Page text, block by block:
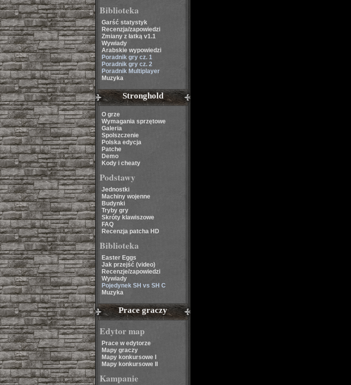
Biblioteka
Garść statystyk
Recenzja/zapowiedzi
Zmiany z łatką v1.1
Wywiady
Arabskie wypowiedzi
Poradnik gry cz. 1
Poradnik gry cz. 2
Poradnik Multiplayer
Muzyka
Stronghold
O grze
Wymagania sprzętowe
Galeria
Spolszczenie
Polska edycja
Patche
Demo
Kody i cheaty
Podstawy
Jednostki
Machiny wojenne
Budynki
Tryby gry
Skróty klawiszowe
FAQ
Recenzja patcha HD
Biblioteka
Easter Eggs
Jak przejść (video)
Recenzje/zapowiedzi
Wywiady
Pojedynek SH vs SH C
Muzyka
Prace graczy
Edytor map
Prace w edytorze
Mapy graczy
Mapy konkursowe I
Mapy konkursowe II
Kampanie